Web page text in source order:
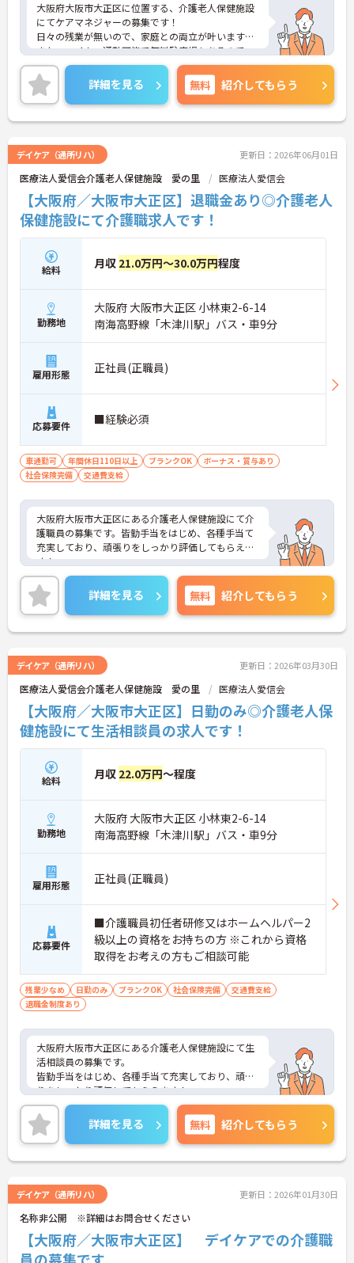
大阪府大阪市大正区に位置する、介護老人保健施設
にてケアマネジャーの募集です！
日々の残業が無いので、家庭との両立が叶います♪
また、マイカー通勤可能で無料駐車場もあるので、
通勤らくらくです◎
ご興味のある方には、面接対策ポイントなど、さら
に詳細をお話しいたしますのでお気軽にご相談くだ
さい！
■ 生活リズムを大切にできる勤務環境
毎日のペースを整えやすい働き方が魅力です。
・「日中帯中心の勤務時間」で無理なく働けます
・「残業が発生しにくい環境」に配慮されています
・「リフレッシュ休暇制度」があり、しっかり休め
ます
→ プライベートとの両立を大切にしたい方にも向い
ています
■ ケアマネ業務に集中しやすい職場です♪
役割が整理されており、専門業務に向き合えます。
・日々の業務整理がしやすい職場環境です
→ 一つひとつのケースに丁寧に関われます
■ 医療と介護が近い距離でつながる老健
チーム連携を大切にしています。
・医師、看護職、リハビリ職がすぐ相談できる距離
感
・入所から在宅復帰支援まで一貫した関わりが可能
→ 老健ならではの学びや経験を積めます
■ 将来を見据えて働き続けやすい制度です
長く関わる前提の環境が整っています。
・「正社員登用制度」があります
・「退職金制度」が整備されています
・法人内に複数拠点があり、キャリアの選択肢があ
ります
→ 将来像を描きながら働けます
詳細を見る 無料 紹介してもらう
デイケア（通所リハ） 更新日：2026年06月01日
医療法人愛信会介護老人保健施設 愛の里 医療法人愛信会
【大阪府／大阪市大正区】退職金あり◎介護老人
保健施設にて介護職求人です！
給料 月収 21.0万円～30.0万円程度
勤務地
大阪府 大阪市大正区 小林東2-6-14
南海高野線「木津川駅」バス・車9分
雇用形態 正社員(正職員)
応募要件 ■経験必須
車通勤可 年間休日110日以上 ブランクOK
ボーナス・賞与あり
社会保険完備
交通費支給
大阪府大阪市大正区にある介護老人保健施設にて介
護職員の募集です。皆勤手当をはじめ、各種手当て
充実しており、頑張りをしっかり評価してもらえま
す！
ご興味のある方には、面接対策ポイントなど、さら
に詳細をお話しいたしますので、お気軽にご相談く
ださい。
詳細を見る 無料 紹介してもらう
デイケア（通所リハ） 更新日：2026年03月30日
医療法人愛信会介護老人保健施設 愛の里 医療法人愛信会
【大阪府／大阪市大正区】日勤のみ◎介護老人保
健施設にて生活相談員の求人です！
給料 月収 22.0万円～程度
勤務地
大阪府 大阪市大正区 小林東2-6-14
南海高野線「木津川駅」バス・車9分
雇用形態 正社員(正職員)
応募要件
■介護職員初任者研修又はホームヘルパー2
級以上の資格をお持ちの方 ※これから資格
取得をお考えの方もご相談可能
残業少なめ 日勤のみ ブランクOK 社会保険完備
交通費支給
退職金制度あり
大阪府大阪市大正区にある介護老人保健施設にて生
活相談員の募集です。
皆勤手当をはじめ、各種手当て充実しており、頑張
りをしっかり評価してもらえます！
ご興味のある方には、面接対策ポイントなど、さら
に詳細をお話しいたしますので、お気軽にご相談く
ださい。
詳細を見る 無料 紹介してもらう
デイケア（通所リハ） 更新日：2026年01月30日
名称非公開 ※詳細はお問合せください
【大阪府／大阪市大正区】 デイケアでの介護職